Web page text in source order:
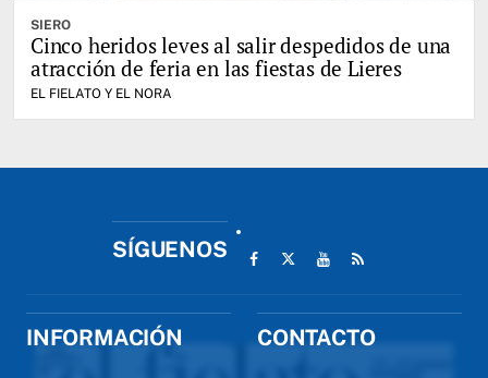
SIERO
Cinco heridos leves al salir despedidos de una
atracción de feria en las fiestas de Lieres
EL FIELATO Y EL NORA
SÍGUENOS
INFORMACIÓN CONTACTO